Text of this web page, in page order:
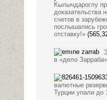
Кылычдароглу
доказательства
счетов в
послышались
отставку!»
в «дело
валютные
Турции упали до